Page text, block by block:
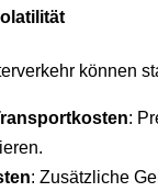
können
:
: Zusätzliche